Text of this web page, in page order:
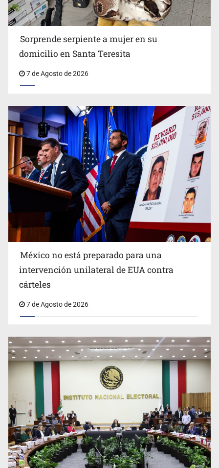
Procesan a el “R1”, presunto líder criminal en Jalisco y
Michoacán
Desapariciones en Jalisco, con complicidad de policías,
Sorprende serpiente a mujer en su
domicilio en Santa Teresita
7 de Agosto de 2026
México no está preparado para una
intervención unilateral de EUA contra
cárteles
7 de Agosto de 2026